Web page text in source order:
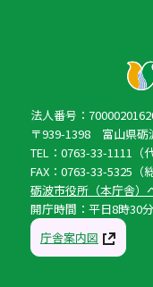
法人番号：
〒939-1398 富山県砺
TEL：0763-33-1111（代
FAX：0763-33-5325（
砺波市役所（本庁舎）
開庁時間：平日8時30
庁舎案内図